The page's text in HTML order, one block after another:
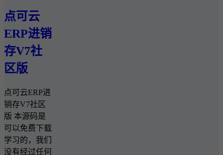
点可云
ERP进销
存V7社
区版
点可云ERP进
销存V7社区
版 本源码是
可以免费下载
学习的，我们
没有经过任何